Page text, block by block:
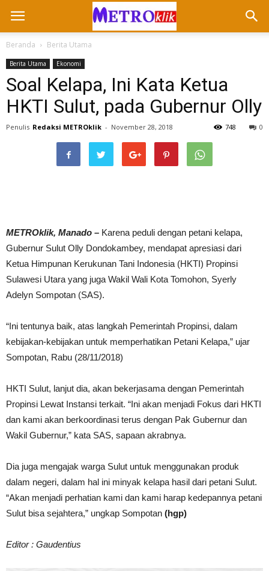
Beranda Berita Utama
Berita Utama Ekonomi
Soal Kelapa, Ini Kata Ketua
HKTI Sulut, pada Gubernur Olly
Penulis Redaksi METROklik - November 28, 2018 0
748
METROklik, Manado – Karena peduli dengan petani kelapa,
Gubernur Sulut Olly Dondokambey, mendapat apresiasi dari
Ketua Himpunan Kerukunan Tani Indonesia (HKTI) Propinsi
Sulawesi Utara yang juga Wakil Wali Kota Tomohon, Syerly
Adelyn Sompotan (SAS).
“Ini tentunya baik, atas langkah Pemerintah Propinsi, dalam
kebijakan-kebijakan untuk memperhatikan Petani Kelapa,” ujar
Sompotan, Rabu (28/11/2018)
HKTI Sulut, lanjut dia, akan bekerjasama dengan Pemerintah
Propinsi Lewat Instansi terkait. “Ini akan menjadi Fokus dari HKTI
dan kami akan berkoordinasi terus dengan Pak Gubernur dan
Wakil Gubernur,” kata SAS, sapaan akrabnya.
Dia juga mengajak warga Sulut untuk menggunakan produk
dalam negeri, dalam hal ini minyak kelapa hasil dari petani Sulut.
“Akan menjadi perhatian kami dan kami harap kedepannya petani
Sulut bisa sejahtera,” ungkap Sompotan (hgp)
Editor : Gaudentius